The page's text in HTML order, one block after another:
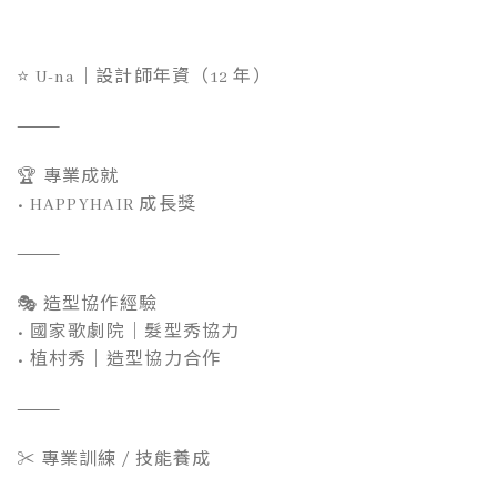
⭐ U-na｜設計師年資（12 年）
⸻
🏆 專業成就
• HAPPYHAIR 成長獎
⸻
🎭 造型協作經驗
• 國家歌劇院｜髮型秀協力
• 植村秀｜造型協力合作
⸻
✂ 專業訓練 / 技能養成